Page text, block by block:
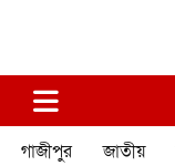
গাজীপুর কণ্ঠ
গাজীপুর জাতীয়